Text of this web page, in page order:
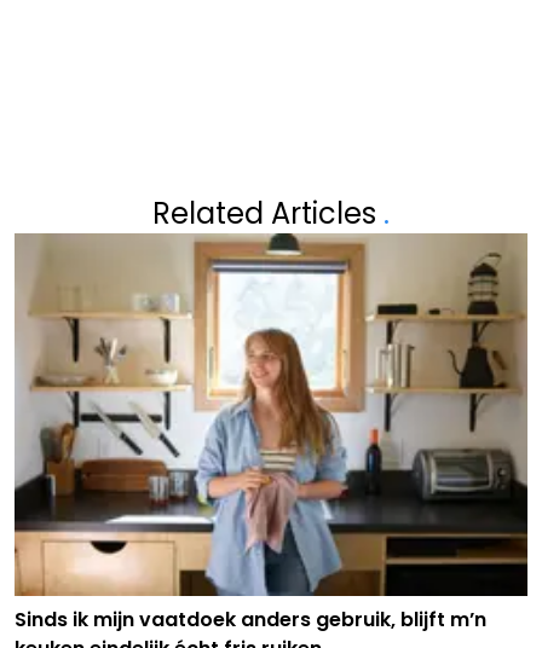
Related Articles .
Sinds ik mijn vaatdoek anders gebruik, blijft m’n